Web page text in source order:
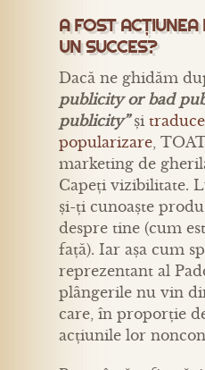
A FOST ACȚIUNEA
UN SUCCES?
Dacă ne ghidăm
publicity or bad
publicity”și
popularizare ,
marketing de
Capeți vizibilitate.
și-ți cunoaște
despre tine (cum
față). Iar așa cum
reprezentant al
plângerile nu vin
care, în proporție
acțiunile lor